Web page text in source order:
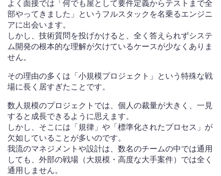
よく面接では「何でも屋として要件定義からテストまで全
部やってきました」というフルスタックを名乗るエンジニ
アに出会います。
しかし、技術質問を投げかけると、全く答えられずシステ
ム開発の根本的な理解が欠けているケースが少なくありま
せん。
その理由の多くは「小規模プロジェクト」という特殊な戦
場に長く居すぎたことです。
数人規模のプロジェクトでは、個人の裁量が大きく、一見
すると成長できるように思えます。
しかし、そこには「規律」や「標準化されたプロセス」が
欠如していることが多いのです。
我流のマネジメントや設計は、数名のチームの中では通用
しても、外部の戦場（大規模・高度な大手案件）では全く
通用しません。